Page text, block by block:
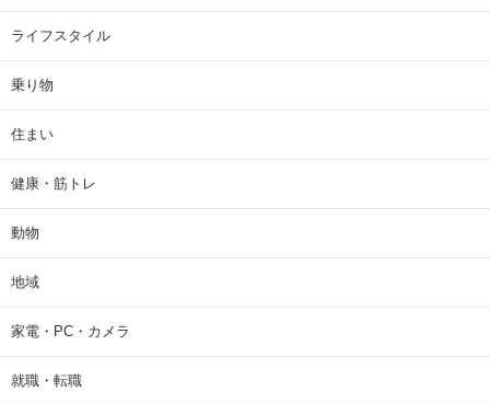
ライフスタイル
乗り物
住まい
健康・筋トレ
動物
地域
家電・PC・カメラ
就職・転職